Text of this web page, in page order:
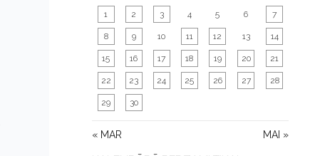
« MAR MAI »
1 2 3 4 5 6 7
8 9 10 11 12 13 14
15 16 17 18 19 20 21
22 23 24 25 26 27 28
29 30